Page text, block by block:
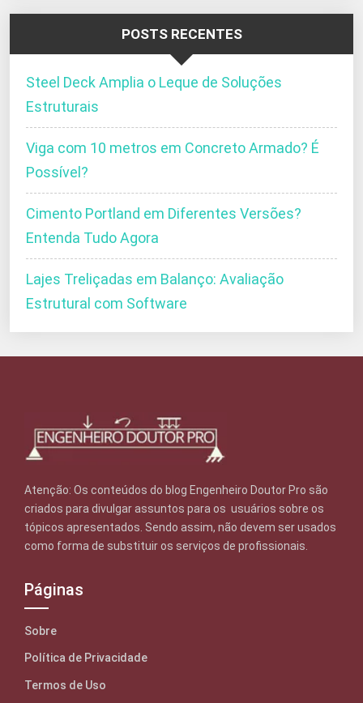
POSTS RECENTES
Steel Deck Amplia o Leque de Soluções
Estruturais
Viga com 10 metros em Concreto Armado? É
Possível?
Cimento Portland em Diferentes Versões?
Entenda Tudo Agora
Lajes Treliçadas em Balanço: Avaliação
Estrutural com Software
Atenção: Os conteúdos do blog Engenheiro Doutor Pro são
criados para divulgar assuntos para os usuários sobre os
tópicos apresentados. Sendo assim, não devem ser usados
como forma de substituir os serviços de profissionais.
Páginas
Sobre
Política de Privacidade
Termos de Uso